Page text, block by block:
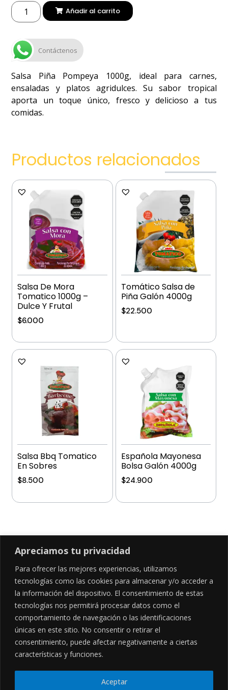
Apreciamos tu privacidad
Para ofrecer las mejores experiencias, utilizamos
tecnologías como las cookies para almacenar y/o acceder a
la información del dispositivo. El consentimiento de estas
tecnologías nos permitirá procesar datos como el
comportamiento de navegación o las identificaciones
únicas en este sitio. No consentir o retirar el
consentimiento, puede afectar negativamente a ciertas
características y funciones.
Aceptar
Añadir al carrito
Contáctenos
Salsa Piña Pompeya 1000g, ideal para carnes,
ensaladas y platos agridulces. Su sabor tropical
aporta un toque único, fresco y delicioso a tus
comidas.
Productos relacionados
Salsa De Mora
Tomatico 1000g –
Dulce Y Frutal
$6.000
Tomático Salsa de
Piña Galón 4000g
$22.500
Salsa Bbq Tomatico
En Sobres
$8.500
Española Mayonesa
Bolsa Galón 4000g
$24.900
SÍGUENOS EN
CONTÁCTANOS
Cl. 34 Sur #52-02, Alcala, Bogotá
+57 3046569705
LEGALES
Políticas de privacidad